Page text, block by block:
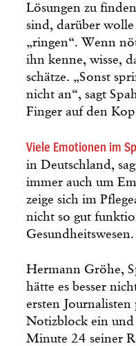
Lösungen zu
sind, darüber
„ringen“. Wenn
ihn kenne, wisse,
schätze. „Sonst
nicht an“, sagt
Finger auf den
Viele Emotionen im
in Deutschland,
immer auch um
zeige sich im
nicht so gut
Gesundheitswesen.
Hermann Gröhe,
hätte es besser
ersten
Notizblock ein
Minute 24 seiner